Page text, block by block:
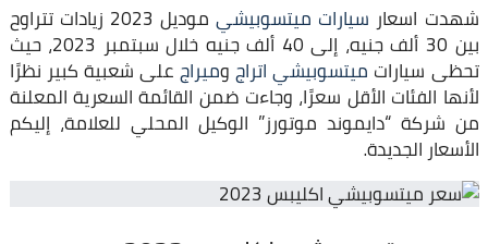
شهدت اسعار سيارات ميتسوبيشي موديل 2023 زيادات تتراوح
بين 30 ألف جنيه، إلى 40 ألف جنيه خلال سبتمبر 2023، حيث
تحظى سيارات ميتسوبيشي اتراجوميراجعلى شعبية كبير نظرًا
لأنها الفئات الأقل سعرًا، وجاءت ضمن القائمة السعرية المعلنة
من شركة “دايموند موتورز” الوكيل المحلي للعلامة، إليكم
الأسعار الجديدة.